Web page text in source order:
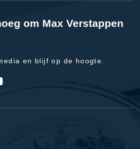
om Max Verstappen
en blijf op de hoogte.